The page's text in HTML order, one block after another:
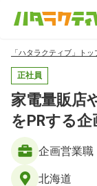
「ハタラクティブ」トッ
正社員
家電量販店
をPRする
企画営業職
北海道